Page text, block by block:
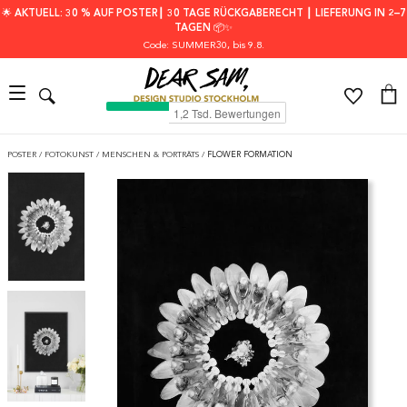
🌟 AKTUELL: 30 % AUF POSTER┃ 30 TAGE RÜCKGABERECHT ┃ LIEFERUNG IN 2–7
TAGEN 📦✨
Code: SUMMER30, bis 9.8.
POSTER / FOTOKUNST / MENSCHEN & PORTRÄTS / FLOWER FORMATION